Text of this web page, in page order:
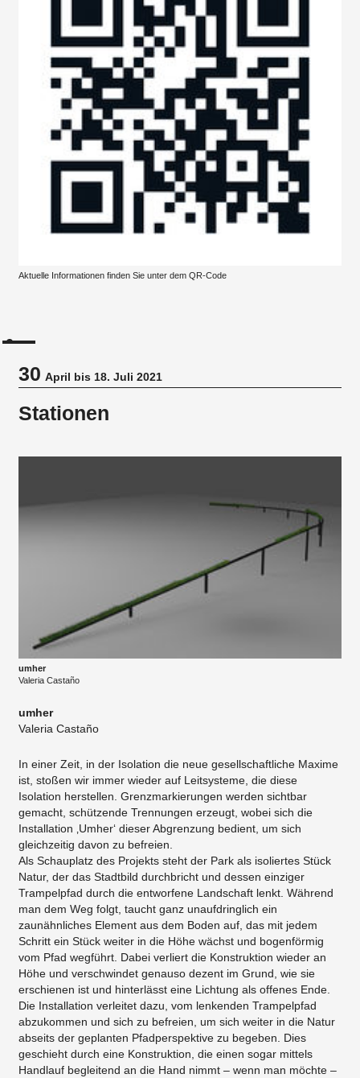
Aktuelle Informationen finden Sie unter dem QR-Code
30April bis 18. Juli 2021
Stationen
umher
Valeria Castaño
umher
Valeria Castaño
In einer Zeit, in der Isolation die neue gesellschaftliche Maxime
ist, stoßen wir immer wieder auf Leitsysteme, die diese
Isolation herstellen. Grenzmarkierungen werden sichtbar
gemacht, schützende Trennungen erzeugt, wobei sich die
Installation ‚Umher‘ dieser Abgrenzung bedient, um sich
gleichzeitig davon zu befreien.
Als Schauplatz des Projekts steht der Park als isoliertes Stück
Natur, der das Stadtbild durchbricht und dessen einziger
Trampelpfad durch die entworfene Landschaft lenkt. Während
man dem Weg folgt, taucht ganz unaufdringlich ein
zaunähnliches Element aus dem Boden auf, das mit jedem
Schritt ein Stück weiter in die Höhe wächst und bogenförmig
vom Pfad wegführt. Dabei verliert die Konstruktion wieder an
Höhe und verschwindet genauso dezent im Grund, wie sie
erschienen ist und hinterlässt eine Lichtung als offenes Ende.
Die Installation verleitet dazu, vom lenkenden Trampelpfad
abzukommen und sich zu befreien, um sich weiter in die Natur
abseits der geplanten Pfadperspektive zu begeben. Dies
geschieht durch eine Konstruktion, die einen sogar mittels
Handlauf begleitend an die Hand nimmt – wenn man möchte –